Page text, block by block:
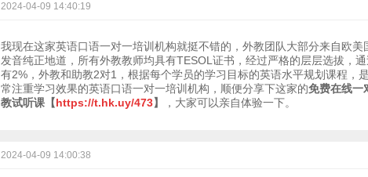
2024-04-09 14:40:19
我现在这家英语口语一对一培训机构就挺不错的，外教团队大部分来自欧美
发音纯正地道，所有外教教师均具有TESOL证书，经过严格的层层选拔，通
有2%，外教和助教2对1，根据每个学员的学习目标的英语水平规划课程，
常注重学习效果的英语口语一对一培训机构，顺便分享下这家的免费在线一
教试听课【https://t.hk.uy/473】 ，大家可以亲自体验一下。
2024-04-09 14:00:38